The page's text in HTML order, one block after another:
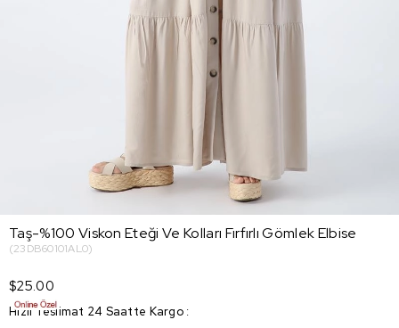
Taş-%100 Viskon Eteği Ve Kolları Fırfırlı Gömlek Elbise
(23DB60101AL0)
$25.00
Hızlı Teslimat 24 Saatte Kargo :